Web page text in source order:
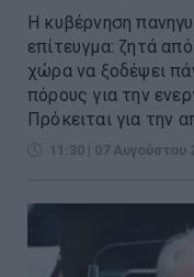
Η κυβέρνηση
επίτευγμα: ζητά
χώρα να ξοδέψει
πόρους για την
Πρόκειται για την
11:30 | 07 Αυγούστου